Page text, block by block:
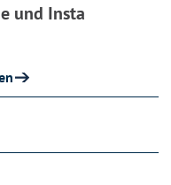
und Insta